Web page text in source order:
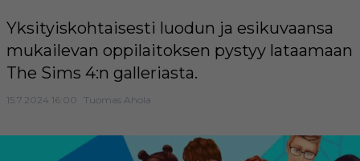
Yksityiskohtaisesti luodun ja esikuvaansa
mukailevan oppilaitoksen pystyy lataamaan
The Sims 4:n galleriasta.
15.7.2024 16:00 Tuomas Ahola